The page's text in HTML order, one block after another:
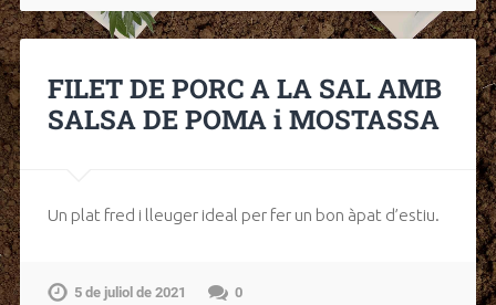
FILET DE PORC A LA SAL AMB
SALSA DE POMA i MOSTASSA
Un plat fred i lleuger ideal per fer un bon àpat d’estiu.
5 de juliol de 2021 0